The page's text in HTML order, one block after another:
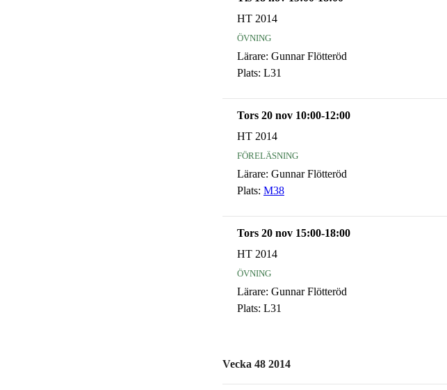
HT 2014
övning
Lärare: Gunnar Flötteröd
Plats: L31
Tors 20 nov 10:00-12:00
HT 2014
föreläsning
Lärare: Gunnar Flötteröd
Plats: M38
Tors 20 nov 15:00-18:00
HT 2014
övning
Lärare: Gunnar Flötteröd
Plats: L31
Vecka 48 2014